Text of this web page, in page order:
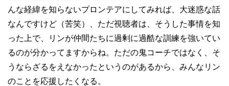
んな経緯を知らないプロンテアにしてみれば、大迷惑な話
なんですけど（苦笑）、ただ視聴者は、そうした事情を知
った上で、リンが仲間たちに過剰に過酷な訓練を強いてい
るのが分かってますからね。ただの鬼コーチではなく、そ
うならざるをえなかったというのがあるから、みんなリン
のことを応援したくなる。